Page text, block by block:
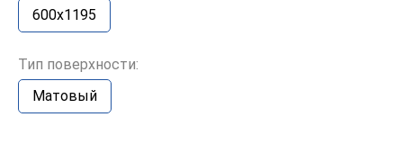
600x1195
Тип поверхности:
Матовый